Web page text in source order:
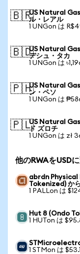
🇧🇷US Natural
ル・レアル
1 UNGon は
🇧🇩US Natural
デシュ・タカ
1 UNGon は
🇵🇭US Natural
ン・ペソ
1 UNGon は
🇵🇱US Natural
ド ズロチ
1 UNGon は zł
他のRWAをUSD
abrdn Physical
Tokenized) か
1 PALLon は
Hut 8 (Ondo
1 HUTon は
1 STMon は